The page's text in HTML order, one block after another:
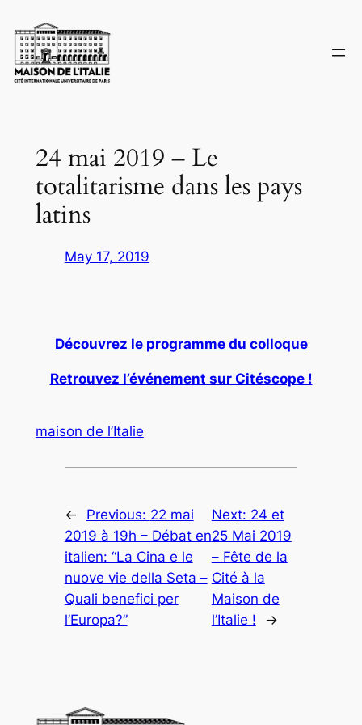
to
content
24 mai 2019 – Le
totalitarisme dans les pays
latins
May 17, 2019
Découvrez le programme du colloque
Retrouvez l’événement sur Citéscope !
maison de l’Italie
← Previous: 22 mai
2019 à 19h – Débat en
italien: “La Cina e le
nuove vie della Seta –
Quali benefici per
l’Europa?”
Next: 24 et
25 Mai 2019
– Fête de la
Cité à la
Maison de
l’Italie !
→